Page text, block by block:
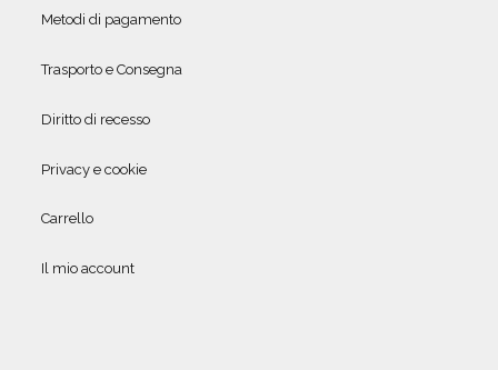
Metodi di pagamento
Trasporto e Consegna
Diritto di recesso
Privacy e cookie
Carrello
Il mio account